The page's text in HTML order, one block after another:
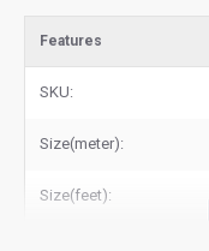
Features
SKU:
Size(meter):
Size(feet):